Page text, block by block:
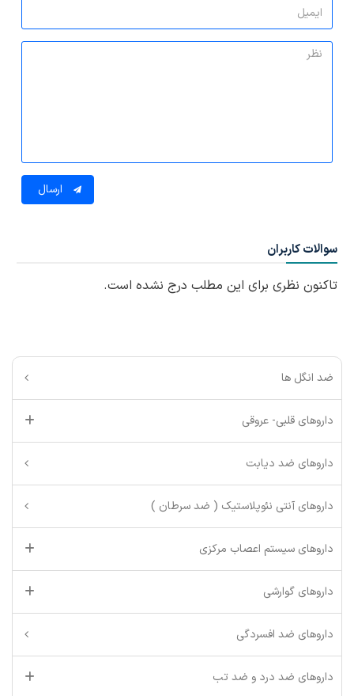
ارسال
سوالات کاربران
تاکنون نظری برای این مطلب درج نشده است.
ضد انگل ها
داروهای قلبی- عروقی
داروهای ضد دیابت
داروهای آنتی نئوپلاستیک ( ضد سرطان )
داروهای سیستم اعصاب مرکزی
داروهای گوارشی
داروهای ضد افسردگی
داروهای ضد درد و ضد تب